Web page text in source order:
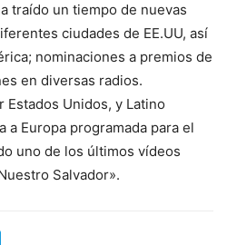
traído un tiempo de nuevas
ciudades de EE.UU, así
nominaciones a premios de
en diversas radios.
Estados Unidos, y Latino
a Europa programada para el
uno de los últimos vídeos
Salvador».